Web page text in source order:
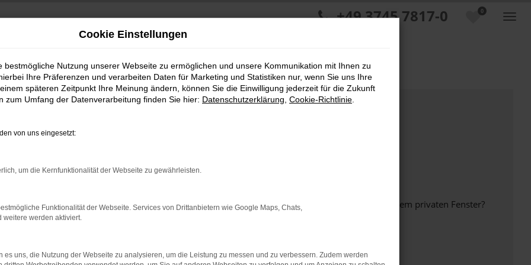
0
+49 3745 7817-0
bestimmter Seiten verhindern. Funktioniert die Seite in einem anderen Browser oder in einem privaten Fenster?
beheben.
auf dem neuesten Stand sind.
Cookie Einstellungen
bestmögliche Nutzung unserer Webseite zu ermöglichen und unsere Kommunikation mit Ihnen zu
Ihre Präferenzen und verarbeiten Daten für Marketing und Statistiken nur, wenn Sie uns Ihre
späteren Zeitpunkt Ihre Meinung ändern, können Sie die Einwilligung jederzeit für die Zukunft
zum Umfang der Datenverarbeitung finden Sie hier: Datenschutzerklärung Cookie-Richtlinie
von uns eingesetzt:
um die Kernfunktionalität der Webseite zu gewährleisten.
Funktionalität der Webseite. Services von Drittanbietern wie Google Maps, Chats,
weitere werden aktiviert.
es uns, die Nutzung der Webseite zu analysieren, um die Leistung zu messen und zu verbessern. Zudem werden